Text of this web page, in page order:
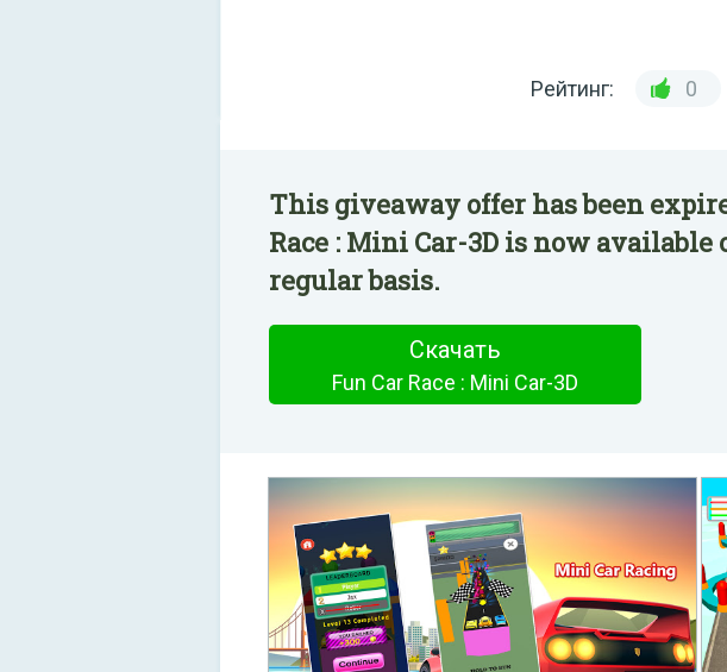
Рейтинг: 0
This giveaway offer has been
Race : Mini Car-3D is now available
regular basis.
Скачать
Fun Car Race : Mini Car-3D